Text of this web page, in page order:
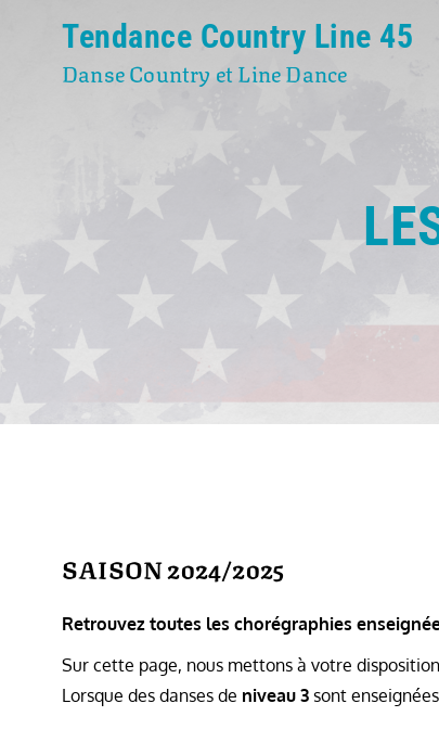
Tendance Country Line 45
Danse Country et Line Dance
SAISON 2024/2025
Retrouvez toutes les chorégraphies
Sur cette page, nous mettons à votre
Lorsque des danses de niveau 3 sont